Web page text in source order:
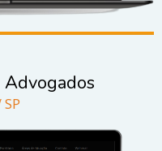
Advogados